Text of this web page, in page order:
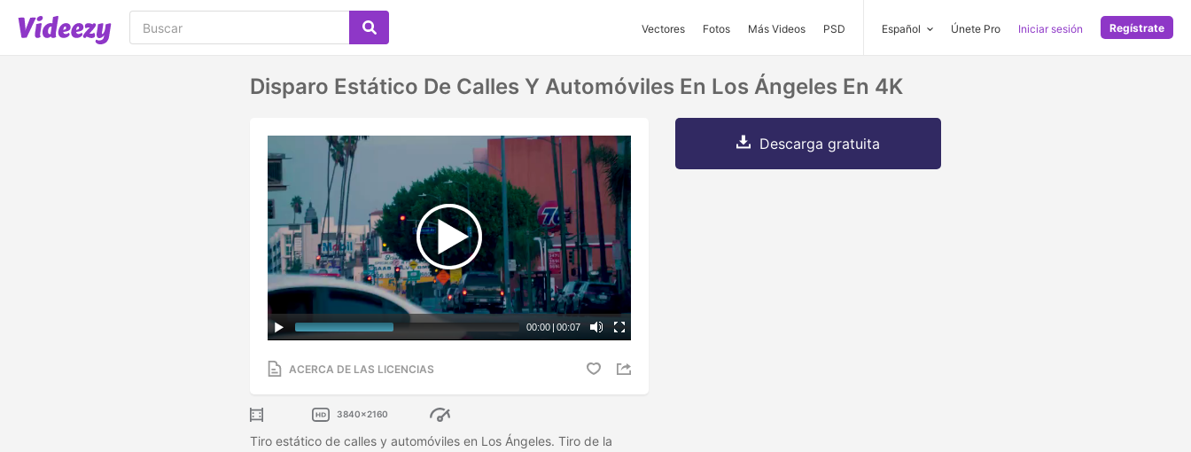
Vectores Fotos Más Videos PSD Español Únete Pro Iniciar sesión Regístrate
Disparo Estático De Calles Y Automóviles En Los Ángeles En 4K
00:00 | 00:07
ACERCA DE LAS LICENCIAS
3840x2160
Tiro estático de calles y automóviles en Los Ángeles. Tiro de la
Descarga gratuita